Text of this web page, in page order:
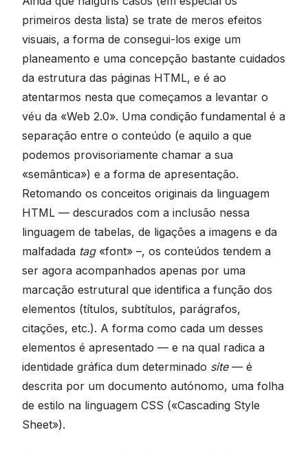
primeiros desta lista) se trate de meros efeitos
visuais, a forma de consegui-los exige um
planeamento e uma concepção bastante cuidados
da estrutura das páginas HTML, e é ao
atentarmos nesta que começamos a levantar o
véu da «Web 2.0». Uma condição fundamental é a
separação entre o conteúdo (e aquilo a que
podemos provisoriamente chamar a sua
«semântica») e a forma de apresentação.
Retomando os conceitos originais da linguagem
HTML — descurados com a inclusão nessa
linguagem de tabelas, de ligações a imagens e da
malfadada tag«font» –, os conteúdos tendem a
ser agora acompanhados apenas por uma
marcação estrutural que identifica a função dos
elementos (títulos, subtítulos, parágrafos,
citações, etc.). A forma como cada um desses
elementos é apresentado — e na qual radica a
identidade gráfica dum determinado site— é
descrita por um documento autónomo, uma folha
de estilo na linguagem CSS («Cascading Style
Sheet»).